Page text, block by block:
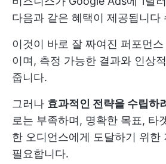
다음과 같은 혜택이 제공됩니다
이것이 바로 잘 짜여진 퍼포먼
이며, 측정 가능한 결과와 인상
줍니다.
그러나 효과적인 전략을 수립하
로는 부족하며, 명확한 목표, 타
한 오디언스에게 도달하기 위한
필요합니다.